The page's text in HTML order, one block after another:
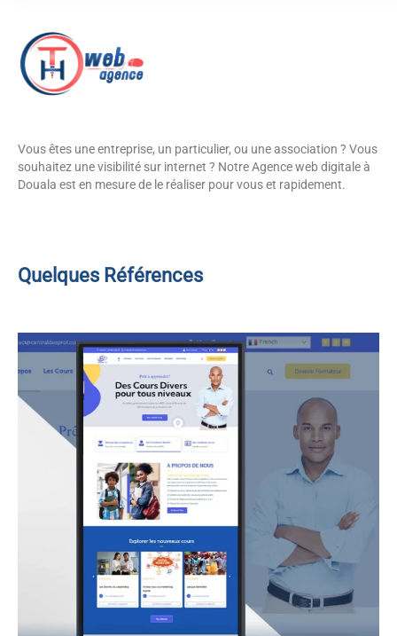
Vous êtes une entreprise, un particulier, ou une association ? Vous
souhaitez une visibilité sur internet ? Notre Agence web digitale à
Douala est en mesure de le réaliser pour vous et rapidement.
Quelques Références